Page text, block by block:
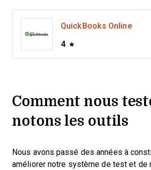
QuickBooks Online
4
Comment nous
notons les outils
Nous avons passé des années à
améliorer notre système de test et de